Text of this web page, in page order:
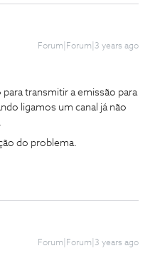
Forum|Forum|3 years ago
transmitir a emissão para
ligamos um canal já não
do problema.
Forum|Forum|3 years ago